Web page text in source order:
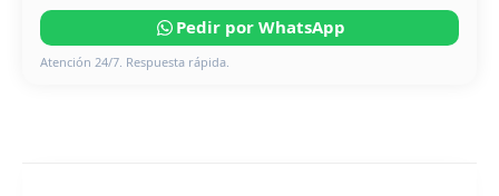
Pedir por WhatsApp
Atención 24/7. Respuesta rápida.